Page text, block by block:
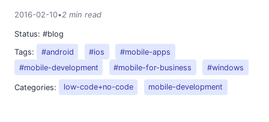
07
09
10
11
2016-02-10•2 min read
Status: #blog
Tags:
#android #ios
#mobile-apps
#mobile-development
#mobile-for-business #windows
Categories: low-code+no-code mobile-development